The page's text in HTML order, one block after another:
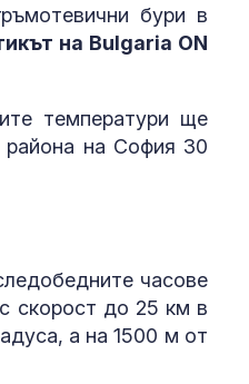
бури в
на Bulgaria ON
температури ще
на София 30
часове
скорост до 25 км в
а на 1500 м от
положително
становище от ЕМА от